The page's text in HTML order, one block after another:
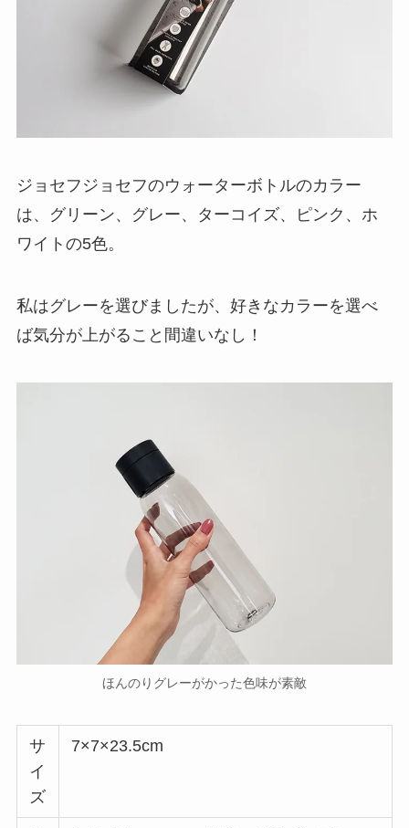
ジョセフジョセフのウォーターボトルのカラー
は、グリーン、グレー、ターコイズ、ピンク、ホ
ワイトの5色。
私はグレーを選びましたが、好きなカラーを選べ
ば気分が上がること間違いなし！
ほんのりグレーがかった色味が素敵
サ
イ
ズ
7×7×23.5cm